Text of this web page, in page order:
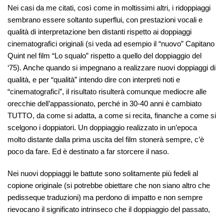
Nei casi da me citati, così come in moltissimi altri, i ridoppiaggi
sembrano essere soltanto superflui, con prestazioni vocali e
qualità di interpretazione ben distanti rispetto ai doppiaggi
cinematografici originali (si veda ad esempio il “nuovo” Capitano
Quint nel film “Lo squalo” rispetto a quello del doppiaggio del
‘75). Anche quando si impegnano a realizzare nuovi doppiaggi di
qualità, e per “qualità” intendo dire con interpreti noti e
“cinematografici”, il risultato risulterà comunque mediocre alle
orecchie dell’appassionato, perché in 30-40 anni è cambiato
TUTTO, da come si adatta, a come si recita, finanche a come si
scelgono i doppiatori. Un doppiaggio realizzato in un’epoca
molto distante dalla prima uscita del film stonerà sempre, c’è
poco da fare. Ed è destinato a far storcere il naso.
Nei nuovi doppiaggi le battute sono solitamente più fedeli al
copione originale (si potrebbe obiettare che non siano altro che
pedisseque traduzioni) ma perdono di impatto e non sempre
rievocano il significato intrinseco che il doppiaggio del passato,